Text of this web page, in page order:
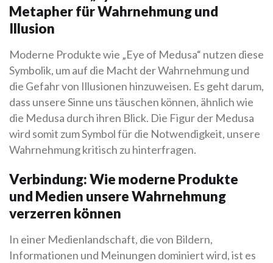
Metapher für Wahrnehmung und
Illusion
Moderne Produkte wie „Eye of Medusa“ nutzen diese
Symbolik, um auf die Macht der Wahrnehmung und
die Gefahr von Illusionen hinzuweisen. Es geht darum,
dass unsere Sinne uns täuschen können, ähnlich wie
die Medusa durch ihren Blick. Die Figur der Medusa
wird somit zum Symbol für die Notwendigkeit, unsere
Wahrnehmung kritisch zu hinterfragen.
Verbindung: Wie moderne Produkte
und Medien unsere Wahrnehmung
verzerren können
In einer Medienlandschaft, die von Bildern,
Informationen und Meinungen dominiert wird, ist es